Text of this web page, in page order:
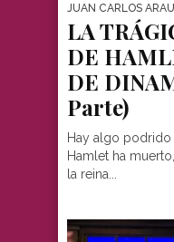
JUAN CARLOS
LA
DE
DE
Parte)
Hay algo podrido
Hamlet ha
la reina...